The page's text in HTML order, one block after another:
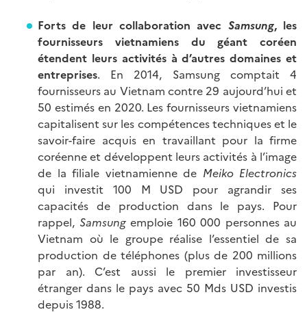
Forts de leur collaboration avec Samsung, les
fournisseurs vietnamiens du géant coréen
étendent leurs activités à d’autres domaines et
entreprises. En 2014, Samsung comptait 4
fournisseurs au Vietnam contre 29 aujourd’hui et
50 estimés en 2020. Les fournisseurs vietnamiens
capitalisent sur les compétences techniques et le
savoir-faire acquis en travaillant pour la firme
coréenne et développent leurs activités à l’image
de la filiale vietnamienne de Meiko Electronics
qui investit 100 M USD pour agrandir ses
capacités de production dans le pays. Pour
rappel, Samsungemploie 160 000 personnes au
Vietnam où le groupe réalise l’essentiel de sa
production de téléphones (plus de 200 millions
par an). C’est aussi le premier investisseur
étranger dans le pays avec 50 Mds USD investis
depuis 1988.